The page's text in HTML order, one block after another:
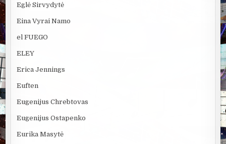
Eglė Sirvydytė
Eina Vyrai Namo
el FUEGO
ELEY
Erica Jennings
Euften
Eugenijus Chrebtovas
Eugenijus Ostapenko
Eurika Masytė